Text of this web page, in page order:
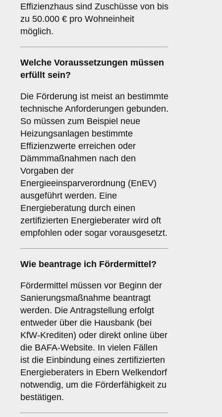
Effizienzhaus sind Zuschüsse von bis
zu 50.000 € pro Wohneinheit
möglich.
Welche Voraussetzungen müssen
erfüllt sein?
Die Förderung ist meist an bestimmte
technische Anforderungen gebunden.
So müssen zum Beispiel neue
Heizungsanlagen bestimmte
Effizienzwerte erreichen oder
Dämmmaßnahmen nach den
Vorgaben der
Energieeinsparverordnung (EnEV)
ausgeführt werden. Eine
Energieberatung durch einen
zertifizierten Energieberater wird oft
empfohlen oder sogar vorausgesetzt.
Wie beantrage ich Fördermittel?
Fördermittel müssen vor Beginn der
Sanierungsmaßnahme beantragt
werden. Die Antragstellung erfolgt
entweder über die Hausbank (bei
KfW-Krediten) oder direkt online über
die BAFA-Website. In vielen Fällen
ist die Einbindung eines zertifizierten
Energieberaters in Ebern Welkendorf
notwendig, um die Förderfähigkeit zu
bestätigen.